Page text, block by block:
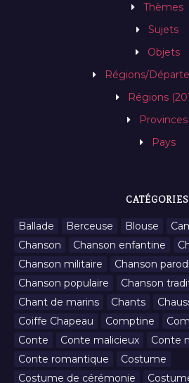
Thèmes
Sujets
Objets
Régions/
Régions
Provinces
Pays
CATÉGORIES
Ballade Berceuse Blouse
Chanson
Chanson enfantine
Chanson militaire
Chanson
Chanson populaire
Chanson
Chant de marins
Chants
Coiffe Chapeau
Comptine
Conte
Conte malicieux
Conte
Conte romantique
Costume
Costume de cérémonie